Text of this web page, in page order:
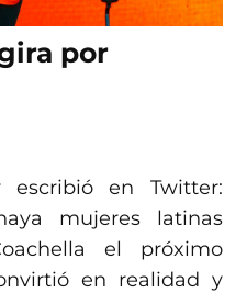
por
en Twitter:
mujeres latinas
el próximo
en realidad y